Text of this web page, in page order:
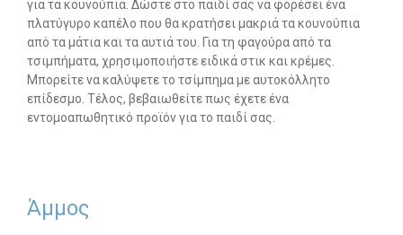
για τα κουνούπια. Δώστε στο παιδί σας να φορέσει ένα
πλατύγυρο καπέλο που θα κρατήσει μακριά τα κουνούπια
από τα μάτια και τα αυτιά του. Για τη φαγούρα από τα
τσιμπήματα, χρησιμοποιήστε ειδικά στικ και κρέμες.
Μπορείτε να καλύψετε το τσίμπημα με αυτοκόλλητο
επίδεσμο. Τέλος, βεβαιωθείτε πως έχετε ένα
εντομοαπωθητικό προϊόν για το παιδί σας.
Άμμος